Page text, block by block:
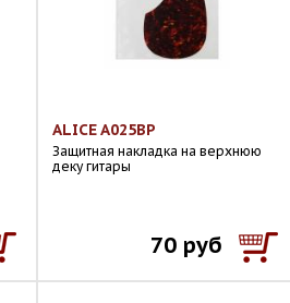
ALICE A025BP
Защитная накладка на верхнюю
деку гитары
70 руб